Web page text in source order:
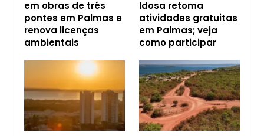
em obras de três
pontes em Palmas e
renova licenças
ambientais
Idosa retoma
atividades gratuitas
em Palmas; veja
como participar